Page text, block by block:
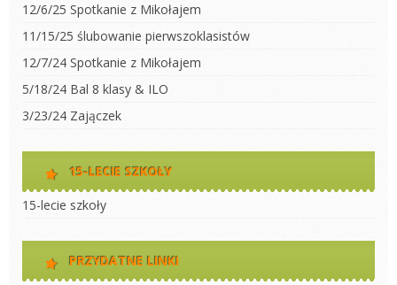
12/6/25 Spotkanie z Mikołajem
11/15/25 ślubowanie pierwszoklasistów
12/7/24 Spotkanie z Mikołajem
5/18/24 Bal 8 klasy & ILO
3/23/24 Zajączek
15-LECIE SZKOŁY
15-lecie szkoły
PRZYDATNE LINKI